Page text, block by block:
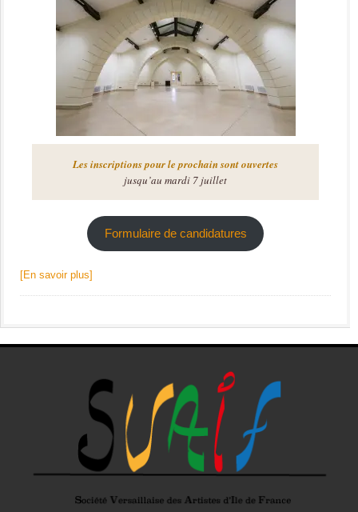
Les inscriptions pour le prochain sont ouvertes
jusqu’au mardi 7 juillet
Formulaire de candidatures
[En savoir plus]